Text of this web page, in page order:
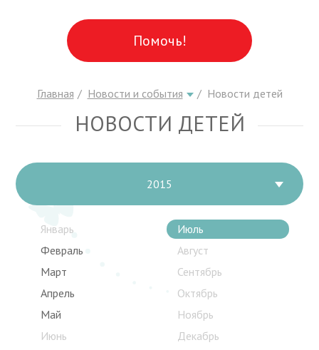
Помочь!
Главная Новости и события Новости детей
НОВОСТИ ДЕТЕЙ
2015
Январь
Февраль
Март
Апрель
Май
Июнь
Июль
Август
Сентябрь
Октябрь
Ноябрь
Декабрь